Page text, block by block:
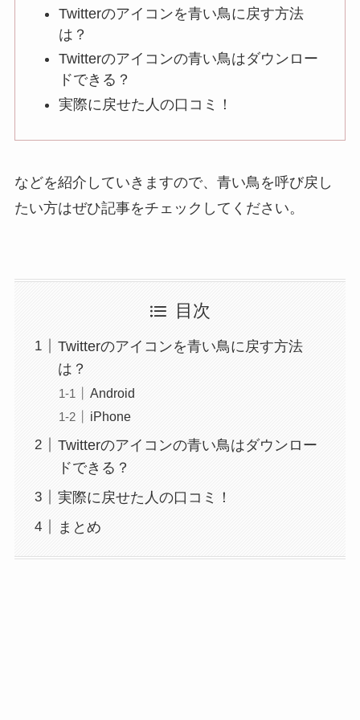
Twitterのアイコンを青い鳥に戻す方法
は？
Twitterのアイコンの青い鳥はダウンロー
ドできる？
実際に戻せた人の口コミ！
などを紹介していきますので、青い鳥を呼び戻し
たい方はぜひ記事をチェックしてください。
目次
Twitterのアイコンを青い鳥に戻す方法
は？
Android
iPhone
Twitterのアイコンの青い鳥はダウンロー
ドできる？
実際に戻せた人の口コミ！
まとめ